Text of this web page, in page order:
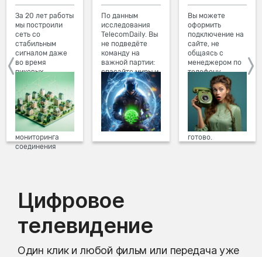
За 20 лет работы
мы построили
сеть со
стабильным
сигналом даже
во время
пиковых
нагрузок в
вечернее время.
Мы постоянно
обновляем наше
оборудование в
домах, а система
мониторинга
соединения
По данным
исследования
TelecomDaily. Вы
не подведёте
команду на
важной партии:
спасайте миры и
побеждайте с
друзьями в
онлайн-играх.
Вы можете
оформить
подключение на
сайте, не
общаясь с
менеджером по
телефону.
Просто в три
клика заполните
форму заявки на
сайте, выберите
дату и время
подключения,
готово.
Цифровое
телевидение
Один клик и любой фильм или передача уже